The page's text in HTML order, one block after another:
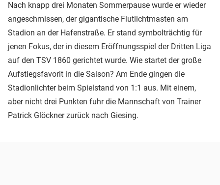
Nach knapp drei Monaten Sommerpause wurde er wieder
angeschmissen, der gigantische Flutlichtmasten am
Stadion an der Hafenstraße. Er stand symbolträchtig für
jenen Fokus, der in diesem Eröffnungsspiel der Dritten Liga
auf den TSV 1860 gerichtet wurde. Wie startet der große
Aufstiegsfavorit in die Saison? Am Ende gingen die
Stadionlichter beim Spielstand von 1:1 aus. Mit einem,
aber nicht drei Punkten fuhr die Mannschaft von Trainer
Patrick Glöckner zurück nach Giesing.